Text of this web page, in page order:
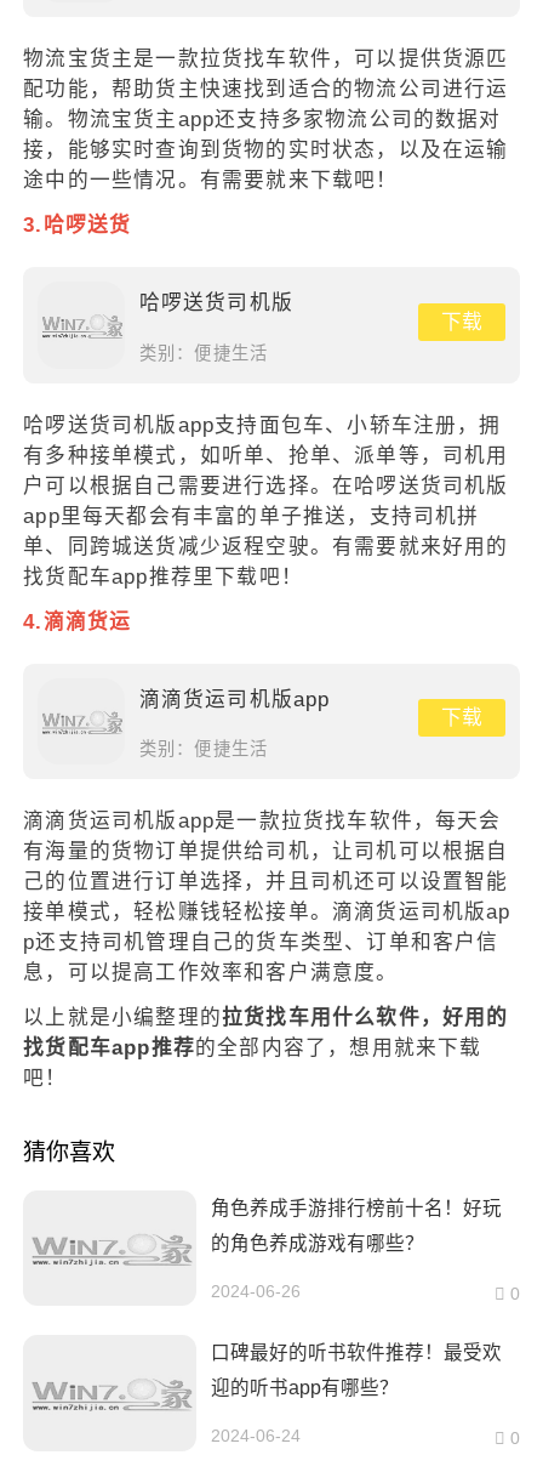
物流宝货主是一款拉货找车软件，可以提供货源匹
配功能，帮助货主快速找到适合的物流公司进行运
输。物流宝货主app还支持多家物流公司的数据对
接，能够实时查询到货物的实时状态，以及在运输
途中的一些情况。有需要就来下载吧！
3.哈啰送货
哈啰送货司机版
类别：便捷生活
下载
哈啰送货司机版app支持面包车、小轿车注册，拥
有多种接单模式，如听单、抢单、派单等，司机用
户可以根据自己需要进行选择。在哈啰送货司机版
app里每天都会有丰富的单子推送，支持司机拼
单、同跨城送货减少返程空驶。有需要就来好用的
找货配车app推荐里下载吧！
4.滴滴货运
滴滴货运司机版app
类别：便捷生活
下载
滴滴货运司机版app是一款拉货找车软件，每天会
有海量的货物订单提供给司机，让司机可以根据自
己的位置进行订单选择，并且司机还可以设置智能
接单模式，轻松赚钱轻松接单。滴滴货运司机版ap
p还支持司机管理自己的货车类型、订单和客户信
息，可以提高工作效率和客户满意度。
以上就是小编整理的拉货找车用什么软件，好用的
找货配车app推荐的全部内容了，想用就来下载
吧！
猜你喜欢
角色养成手游排行榜前十名！好玩
的角色养成游戏有哪些？
2024-06-26 0
口碑最好的听书软件推荐！最受欢
迎的听书app有哪些？
2024-06-24 0